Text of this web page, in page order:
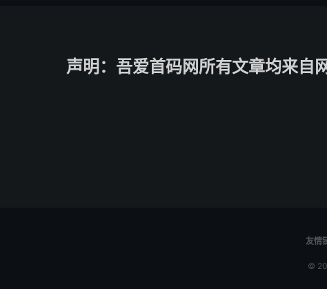
声明：吾爱首码网所有文章均来自
友情
©